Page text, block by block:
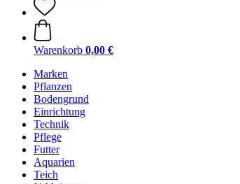
Warenkorb 0,00 €
Marken
Pflanzen
Bodengrund
Einrichtung
Technik
Pflege
Futter
Aquarien
Teich